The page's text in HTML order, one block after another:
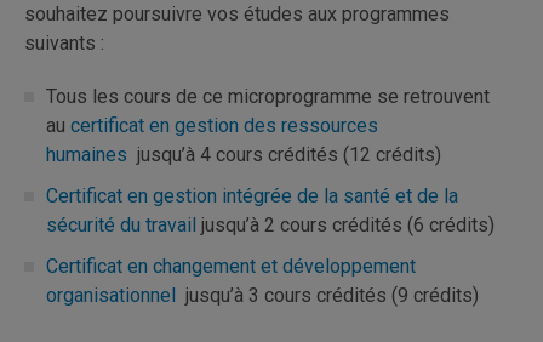
souhaitez poursuivre vos études aux programmes
suivants :
Tous les cours de ce microprogramme se retrouvent
au certificat en gestion des ressources
humaines jusqu’à 4 cours crédités (12 crédits)
Certificat en gestion intégrée de la santé et de la
sécurité du travail jusqu’à 2 cours crédités (6 crédits)
Certificat en changement et développement
organisationnel jusqu’à 3 cours crédités (9 crédits)